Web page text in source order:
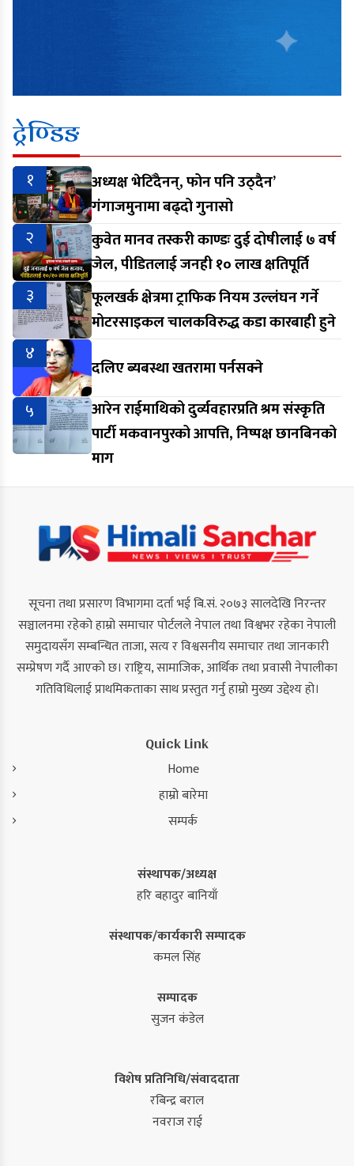
ट्रेण्डिङ
१
अध्यक्ष भेटिँदैनन्, फोन पनि उठ्दैन’
गंगाजमुनामा बढ्दो गुनासो
२
कुवेत मानव तस्करी काण्डः दुई दोषीलाई ७ वर्ष
जेल, पीडितलाई जनही १० लाख क्षतिपूर्ति
३
फूलखर्क क्षेत्रमा ट्राफिक नियम उल्लंघन गर्ने
मोटरसाइकल चालकविरुद्ध कडा कारबाही हुने
४
दलिए ब्यबस्था खतरामा पर्नसक्ने
५
आरेन राईमाथिको दुर्व्यवहारप्रति श्रम संस्कृति
पार्टी मकवानपुरको आपत्ति, निष्पक्ष छानबिनको
माग
सूचना तथा प्रसारण विभागमा दर्ता भई बि.सं. २०७३ सालदेखि निरन्तर
सञ्चालनमा रहेको हाम्रो समाचार पोर्टलले नेपाल तथा विश्वभर रहेका नेपाली
समुदायसँग सम्बन्धित ताजा, सत्य र विश्वसनीय समाचार तथा जानकारी
सम्प्रेषण गर्दै आएको छ। राष्ट्रिय, सामाजिक, आर्थिक तथा प्रवासी नेपालीका
गतिविधिलाई प्राथमिकताका साथ प्रस्तुत गर्नु हाम्रो मुख्य उद्देश्य हो।
Quick Link
Home
हाम्रो बारेमा
सम्पर्क
संस्थापक/अध्यक्ष
हरि बहादुर बानियाँ
संस्थापक/कार्यकारी सम्पादक
कमल सिंह
सम्पादक
सुजन कंडेल
विशेष प्रतिनिधि/संवाददाता
रबिन्द्र बराल
नवराज राई